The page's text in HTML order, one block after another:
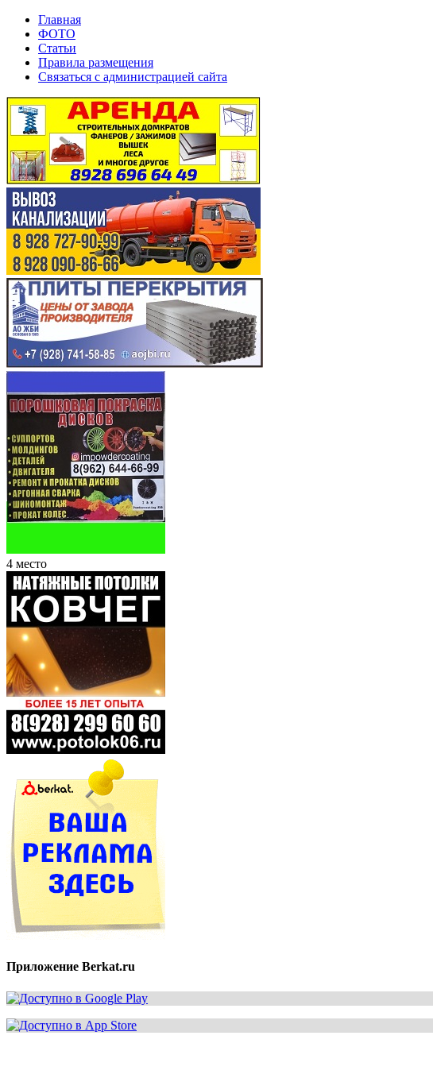
Главная
ФОТО
Статьи
Правила размещения
Связаться с администрацией сайта
4 место
Приложение Berkat.ru